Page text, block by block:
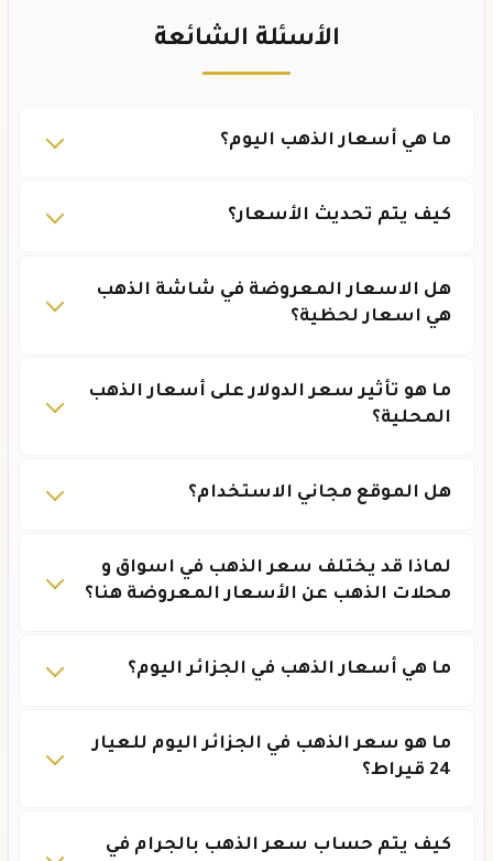
الأسئلة الشائعة
ما هي أسعار الذهب اليوم؟
كيف يتم تحديث الأسعار؟
هل الاسعار المعروضة في شاشة الذهب
هي اسعار لحظية؟
ما هو تأثير سعر الدولار على أسعار الذهب
المحلية؟
هل الموقع مجاني الاستخدام؟
لماذا قد يختلف سعر الذهب في اسواق و
محلات الذهب عن الأسعار المعروضة هنا؟
ما هي أسعار الذهب في الجزائر اليوم؟
ما هو سعر الذهب في الجزائر اليوم للعيار
24 قيراط؟
كيف يتم حساب سعر الذهب بالجرام في